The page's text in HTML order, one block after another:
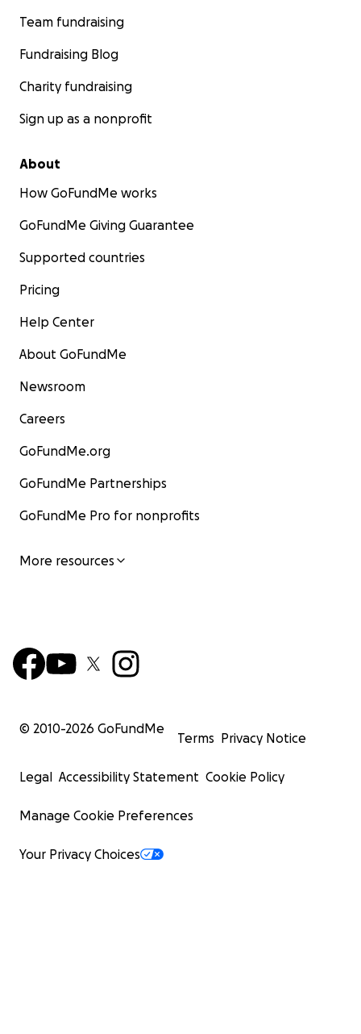
Team fundraising
Fundraising Blog
Charity fundraising
Sign up as a nonprofit
About
How GoFundMe works
GoFundMe Giving Guarantee
Supported countries
Pricing
Help Center
About GoFundMe
Newsroom
Careers
GoFundMe.org
GoFundMe Partnerships
GoFundMe Pro for nonprofits
More resources
© 2010-2026 GoFundMe
Terms Privacy Notice
Legal Accessibility Statement Cookie Policy
Manage Cookie Preferences
Your Privacy Choices